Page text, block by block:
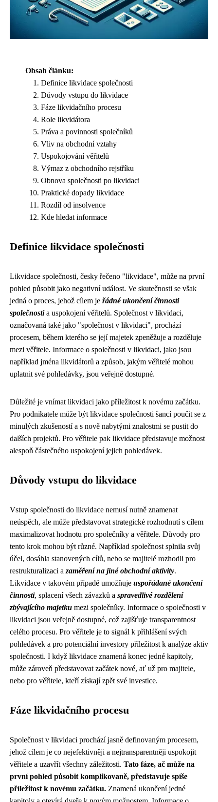
Obsah článku:
Definice likvidace společnosti
Důvody vstupu do likvidace
Fáze likvidačního procesu
Role likvidátora
Práva a povinnosti společníků
Vliv na obchodní vztahy
Uspokojování věřitelů
Výmaz z obchodního rejstříku
Obnova společnosti po likvidaci
Praktické dopady likvidace
Rozdíl od insolvence
Kde hledat informace
Definice likvidace společnosti
Likvidace společnosti, česky řečeno "likvidace", může na první
pohled působit jako negativní událost. Ve skutečnosti se však
jedná o proces, jehož cílem je řádné ukončení činnosti
společnostia uspokojení věřitelů. Společnost v likvidaci,
označovaná také jako "společnost v likvidaci", prochází
procesem, během kterého se její majetek zpeněžuje a rozděluje
mezi věřitele. Informace o společnosti v likvidaci, jako jsou
například jména likvidátorů a způsob, jakým věřitelé mohou
uplatnit své pohledávky, jsou veřejně dostupné.
Důležité je vnímat likvidaci jako příležitost k novému začátku.
Pro podnikatele může být likvidace společnosti šancí poučit se z
minulých zkušeností a s nově nabytými znalostmi se pustit do
dalších projektů. Pro věřitele pak likvidace představuje možnost
alespoň částečného uspokojení jejich pohledávek.
Důvody vstupu do likvidace
Vstup společnosti do likvidace nemusí nutně znamenat
neúspěch, ale může představovat strategické rozhodnutí s cílem
maximalizovat hodnotu pro společníky a věřitele. Důvody pro
tento krok mohou být různé. Například společnost splnila svůj
účel, dosáhla stanovených cílů, nebo se majitelé rozhodli pro
restrukturalizaci a zaměření na jiné obchodní aktivity.
Likvidace v takovém případě umožňuje uspořádané ukončení
činnosti, splacení všech závazků a spravedlivé rozdělení
zbývajícího majetku mezi společníky. Informace o společnosti v
likvidaci jsou veřejně dostupné, což zajišťuje transparentnost
celého procesu. Pro věřitele je to signál k přihlášení svých
pohledávek a pro potenciální investory příležitost k analýze aktiv
společnosti. I když likvidace znamená konec jedné kapitoly,
může zároveň představovat začátek nové, ať už pro majitele,
nebo pro věřitele, kteří získají zpět své investice.
Fáze likvidačního procesu
Společnost v likvidaci prochází jasně definovaným procesem,
jehož cílem je co nejefektivněji a nejtransparentněji uspokojit
věřitele a uzavřít všechny záležitosti. Tato fáze, ač může na
první pohled působit komplikovaně, představuje spíše
příležitost k novému začátku. Znamená ukončení jedné